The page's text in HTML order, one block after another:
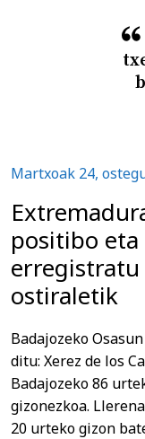
Martxoak 24,
positibo
ostiraletik
Badajozeko
ditu: Xerez de los
Badajozeko 86
gizonezkoa.
20 urteko gizon